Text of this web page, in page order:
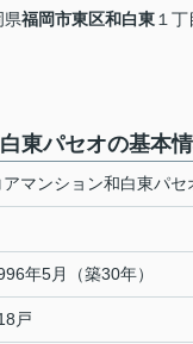
県福岡市東区和白東 １
東パセオの基本
アマンション和白東パセ
年5月（築30年）
戸